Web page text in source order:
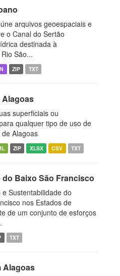
arquivos geoespaciais e
o Canal do Sertão
destinada à
São...
ZIP TXT
superficiais ou
qualquer tipo de uso de
Alagoas
ZIP XLSX CSV TXT
Baixo São Francisco
Sustentabilidade do
nos Estados de
de um conjunto de esforços
TXT
Alagoas